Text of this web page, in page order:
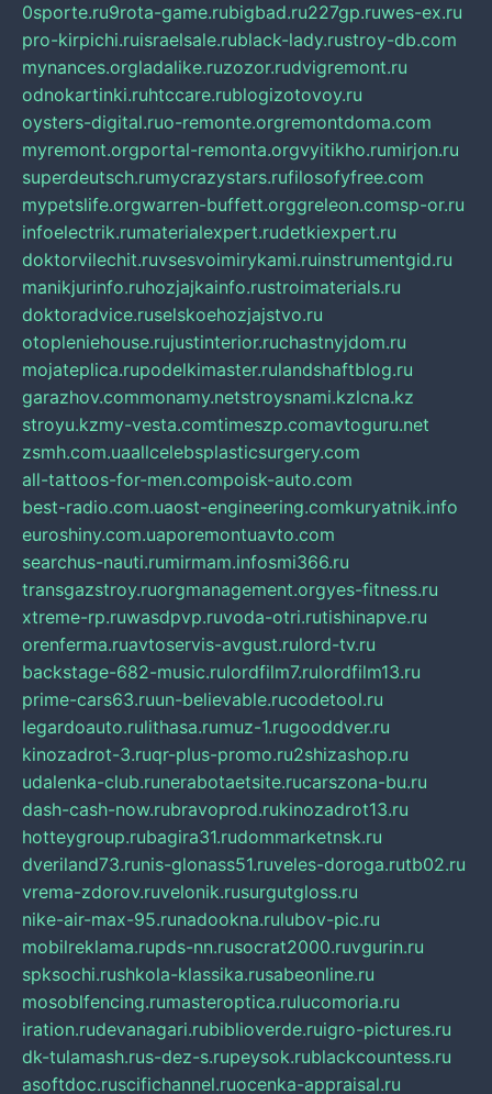
0sporte.ru9rota-game.rubigbad.ru227gp.ruwes-ex.ru
pro-kirpichi.ruisraelsale.rublack-lady.rustroy-db.com
mynances.orgladalike.ruzozor.rudvigremont.ru
odnokartinki.ruhtccare.rublogizotovoy.ru
oysters-digital.ruo-remonte.orgremontdoma.com
myremont.orgportal-remonta.orgvyitikho.rumirjon.ru
superdeutsch.rumycrazystars.rufilosofyfree.com
mypetslife.orgwarren-buffett.orggreleon.comsp-or.ru
infoelectrik.rumaterialexpert.rudetkiexpert.ru
doktorvilechit.ruvsesvoimirykami.ruinstrumentgid.ru
manikjurinfo.ruhozjajkainfo.rustroimaterials.ru
doktoradvice.ruselskoehozjajstvo.ru
otopleniehouse.rujustinterior.ruchastnyjdom.ru
mojateplica.rupodelkimaster.rulandshaftblog.ru
garazhov.commonamy.netstroysnami.kzlcna.kz
stroyu.kzmy-vesta.comtimeszp.comavtoguru.net
zsmh.com.uaallcelebsplasticsurgery.com
all-tattoos-for-men.compoisk-auto.com
best-radio.com.uaost-engineering.comkuryatnik.info
euroshiny.com.uaporemontuavto.com
searchus-nauti.rumirmam.infosmi366.ru
transgazstroy.ruorgmanagement.orgyes-fitness.ru
xtreme-rp.ruwasdpvp.ruvoda-otri.rutishinapve.ru
orenferma.ruavtoservis-avgust.rulord-tv.ru
backstage-682-music.rulordfilm7.rulordfilm13.ru
prime-cars63.ruun-believable.rucodetool.ru
legardoauto.rulithasa.rumuz-1.rugooddver.ru
kinozadrot-3.ruqr-plus-promo.ru2shizashop.ru
udalenka-club.runerabotaetsite.rucarszona-bu.ru
dash-cash-now.rubravoprod.rukinozadrot13.ru
hotteygroup.rubagira31.rudommarketnsk.ru
dveriland73.runis-glonass51.ruveles-doroga.rutb02.ru
vrema-zdorov.ruvelonik.rusurgutgloss.ru
nike-air-max-95.runadookna.rulubov-pic.ru
mobilreklama.rupds-nn.rusocrat2000.ruvgurin.ru
spksochi.rushkola-klassika.rusabeonline.ru
mosoblfencing.rumasteroptica.rulucomoria.ru
iration.rudevanagari.rubiblioverde.ruigro-pictures.ru
dk-tulamash.rus-dez-s.rupeysok.rublackcountess.ru
asoftdoc.ruscifichannel.ruocenka-appraisal.ru